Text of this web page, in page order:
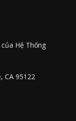
Hệ Thống
CA 95122